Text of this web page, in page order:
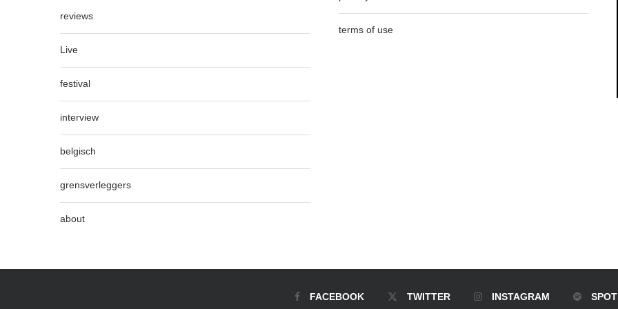
reviews
Live
festival
interview
belgisch
grensverleggers
about
terms of use
FACEBOOK TWITTER INSTAGRAM